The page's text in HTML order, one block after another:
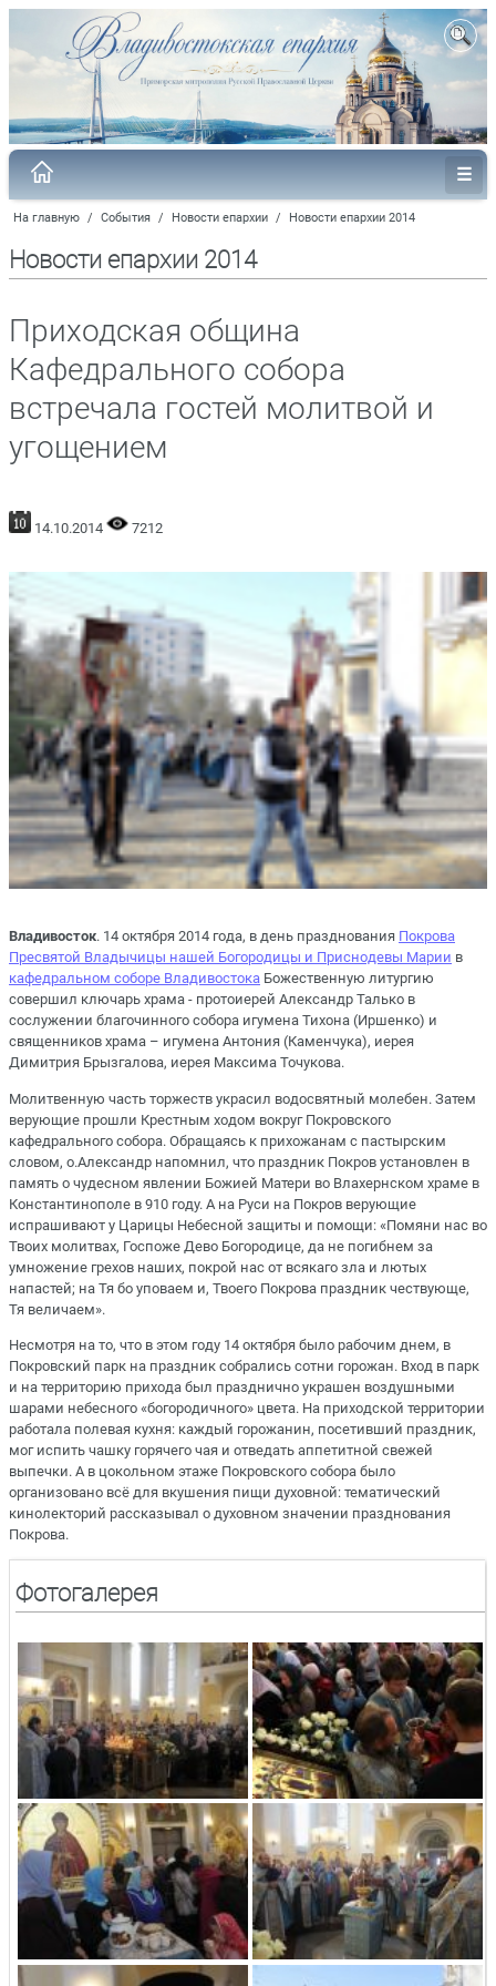
На главную / События / Новости епархии / Новости епархии 2014
Новости епархии 2014
Приходская община
Кафедрального собора
встречала гостей молитвой и
угощением
14.10.2014 7212
Владивосток. 14 октября 2014 года, в день празднования Покрова
Пресвятой Владычицы нашей Богородицы и Приснодевы Марии в
кафедральном соборе Владивостока Божественную литургию
совершил ключарь храма - протоиерей Александр Талько в
сослужении благочинного собора игумена Тихона (Иршенко) и
священников храма – игумена Антония (Каменчука), иерея
Димитрия Брызгалова, иерея Максима Точукова.
Молитвенную часть торжеств украсил водосвятный молебен. Затем
верующие прошли Крестным ходом вокруг Покровского
кафедрального собора. Обращаясь к прихожанам с пастырским
словом, о.Александр напомнил, что праздник Покров установлен в
память о чудесном явлении Божией Матери во Влахернском храме в
Константинополе в 910 году. А на Руси на Покров верующие
испрашивают у Царицы Небесной защиты и помощи: «Помяни нас во
Твоих молитвах, Госпоже Дево Богородице, да не погибнем за
умножение грехов наших, покрой нас от всякаго зла и лютых
напастей; на Тя бо уповаем и, Твоего Покрова праздник чествующе,
Тя величаем».
Несмотря на то, что в этом году 14 октября было рабочим днем, в
Покровский парк на праздник собрались сотни горожан. Вход в парк
и на территорию прихода был празднично украшен воздушными
шарами небесного «богородичного» цвета. На приходской территории
работала полевая кухня: каждый горожанин, посетивший праздник,
мог испить чашку горячего чая и отведать аппетитной свежей
выпечки. А в цокольном этаже Покровского собора было
организовано всё для вкушения пищи духовной: тематический
кинолекторий рассказывал о духовном значении празднования
Покрова.
Фотогалерея